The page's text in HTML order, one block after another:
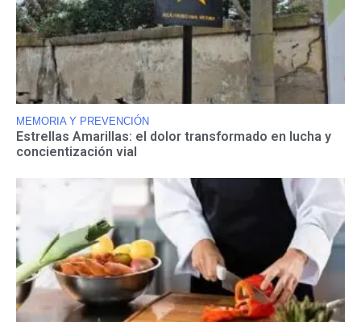
MEMORIA Y PREVENCIÓN
Estrellas Amarillas: el dolor transformado en lucha y
concientización vial